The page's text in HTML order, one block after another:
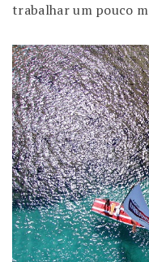
trabalhar um pouco